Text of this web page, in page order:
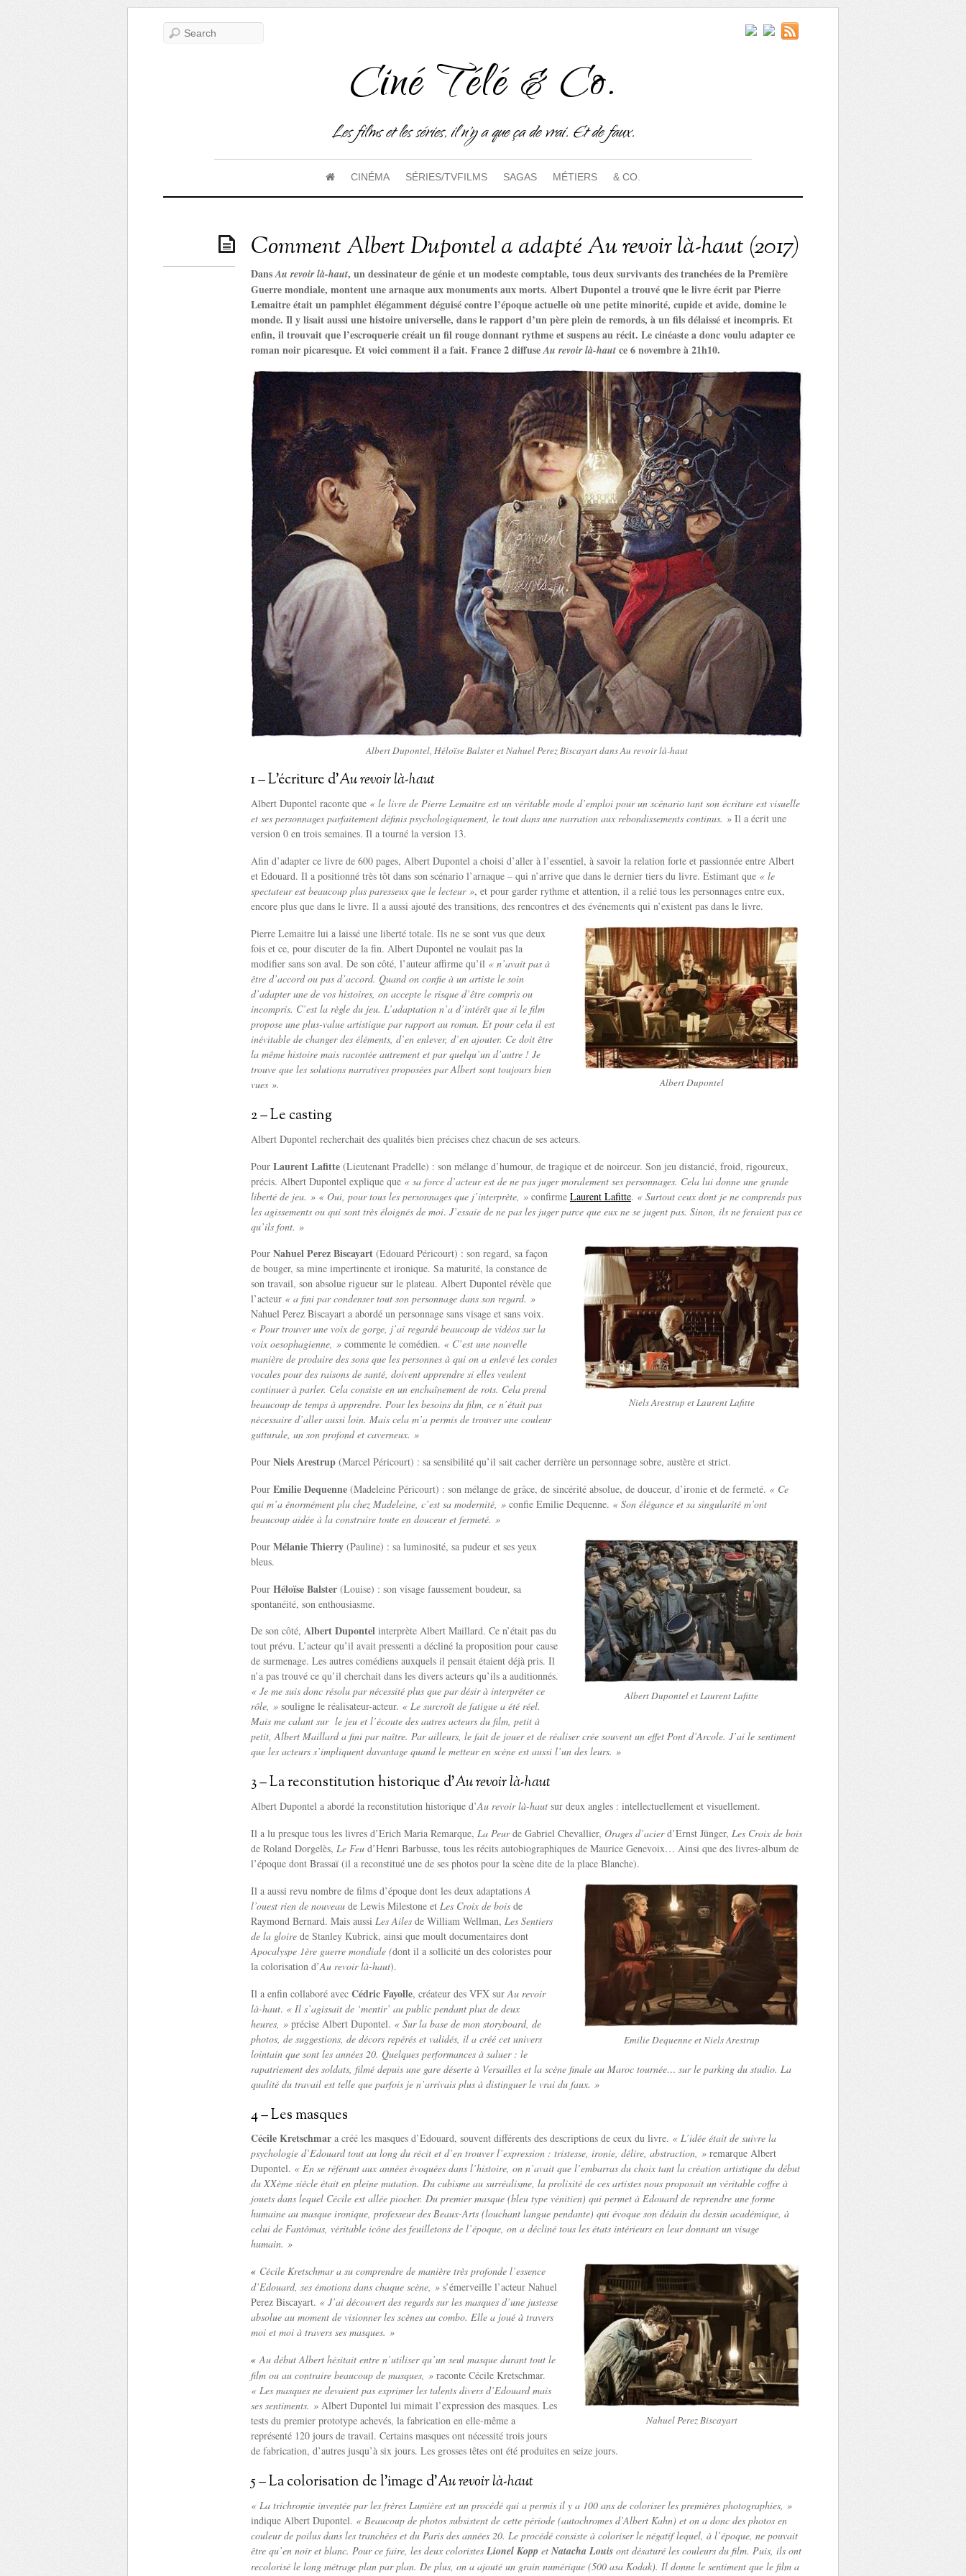
Ciné Télé & Co.
Les films et les séries, il n'y a que ça de vrai. Et de faux.
CINÉMA SÉRIES/TVFILMS SAGAS MÉTIERS & CO.
Comment Albert Dupontel a adapté Au revoir là-haut (2017)
DansAu revoir là-haut, un dessinateur de génie et un modeste comptable, tous deux survivants des tranchées de la Première
Guerre mondiale, montent une arnaque aux monuments aux morts. Albert Dupontel a trouvé que le livre écrit par Pierre
Lemaitre était un pamphlet élégamment déguisé contre l’époque actuelle où une petite minorité, cupide et avide, domine le
monde. Il y lisait aussi une histoire universelle, dans le rapport d’un père plein de remords, à un fils délaissé et incompris. Et
enfin, il trouvait que l’escroquerie créait un fil rouge donnant rythme et suspens au récit. Le cinéaste a donc voulu adapter ce
roman noir picaresque. Et voici comment il a fait. France 2 diffuseAu revoir là-haut ce 6 novembre à 21h10.
Albert Dupontel, Héloïse Balster et Nahuel Perez Biscayart dans Au revoir là-haut
1 – L’écriture d’Au revoir là-haut
Albert Dupontel raconte que « le livre de Pierre Lemaitre est un véritable mode d’emploi pour un scénario tant son écriture est visuelle
et ses personnages parfaitement définis psychologiquement, le tout dans une narration aux rebondissements continus. » Il a écrit une
version 0 en trois semaines. Il a tourné la version 13.
Afin d’adapter ce livre de 600 pages, Albert Dupontel a choisi d’aller à l’essentiel, à savoir la relation forte et passionnée entre Albert
et Edouard. Il a positionné très tôt dans son scénario l’arnaque – qui n’arrive que dans le dernier tiers du livre. Estimant que « le
spectateur est beaucoup plus paresseux que le lecteur », et pour garder rythme et attention, il a relié tous les personnages entre eux,
encore plus que dans le livre. Il a aussi ajouté des transitions, des rencontres et des événements qui n’existent pas dans le livre.
Albert Dupontel
Pierre Lemaitre lui a laissé une liberté totale. Ils ne se sont vus que deux
fois et ce, pour discuter de la fin. Albert Dupontel ne voulait pas la
modifier sans son aval. De son côté, l’auteur affirme qu’il « n’avait pas à
être d’accord ou pas d’accord. Quand on confie à un artiste le soin
d’adapter une de vos histoires, on accepte le risque d’être compris ou
incompris. C’est la règle du jeu. L’adaptation n’a d’intérêt que si le film
propose une plus-value artistique par rapport au roman. Et pour cela il est
inévitable de changer des éléments, d’en enlever, d’en ajouter. Ce doit être
la même histoire mais racontée autrement et par quelqu’un d’autre ! Je
trouve que les solutions narratives proposées par Albert sont toujours bien
vues ».
2 – Le casting
Albert Dupontel recherchait des qualités bien précises chez chacun de ses acteurs.
Pour Laurent Lafitte (Lieutenant Pradelle) : son mélange d’humour, de tragique et de noirceur. Son jeu distancié, froid, rigoureux,
précis. Albert Dupontel explique que « sa force d’acteur est de ne pas juger moralement ses personnages. Cela lui donne une grande
liberté de jeu. » « Oui, pour tous les personnages que j’interprète, » confirme Laurent Lafitte. « Surtout ceux dont je ne comprends pas
les agissements ou qui sont très éloignés de moi. J’essaie de ne pas les juger parce que eux ne se jugent pas. Sinon, ils ne feraient pas ce
qu’ils font. »
Niels Arestrup et Laurent Lafitte
Pour Nahuel Perez Biscayart (Edouard Péricourt) : son regard, sa façon
de bouger, sa mine impertinente et ironique. Sa maturité, la constance de
son travail, son absolue rigueur sur le plateau. Albert Dupontel révèle que
l’acteur « a fini par condenser tout son personnage dans son regard. »
Nahuel Perez Biscayart a abordé un personnage sans visage et sans voix.
« Pour trouver une voix de gorge, j’ai regardé beaucoup de vidéos sur la
voix oesophagienne, » commente le comédien. « C’est une nouvelle
manière de produire des sons que les personnes à qui on a enlevé les cordes
vocales pour des raisons de santé, doivent apprendre si elles veulent
continuer à parler. Cela consiste en un enchaînement de rots. Cela prend
beaucoup de temps à apprendre. Pour les besoins du film, ce n’était pas
nécessaire d’aller aussi loin. Mais cela m’a permis de trouver une couleur
gutturale, un son profond et caverneux. »
Pour Niels Arestrup (Marcel Péricourt) : sa sensibilité qu’il sait cacher derrière un personnage sobre, austère et strict.
Pour Emilie Dequenne (Madeleine Péricourt) : son mélange de grâce, de sincérité absolue, de douceur, d’ironie et de fermeté. « Ce
qui m’a énormément plu chez Madeleine, c’est sa modernité, » confie Emilie Dequenne. « Son élégance et sa singularité m’ont
beaucoup aidée à la construire toute en douceur et fermeté. »
Albert Dupontel et Laurent Lafitte
Pour Mélanie Thierry (Pauline) : sa luminosité, sa pudeur et ses yeux
bleus.
Pour Héloïse Balster (Louise) : son visage faussement boudeur, sa
spontanéité, son enthousiasme.
De son côté, Albert Dupontel interprète Albert Maillard. Ce n’était pas du
tout prévu. L’acteur qu’il avait pressenti a décliné la proposition pour cause
de surmenage. Les autres comédiens auxquels il pensait étaient déjà pris. Il
n’a pas trouvé ce qu’il cherchait dans les divers acteurs qu’ils a auditionnés.
« Je me suis donc résolu par nécessité plus que par désir à interpréter ce
rôle, » souligne le réalisateur-acteur. « Le surcroît de fatigue a été réel.
Mais me calant sur le jeu et l’écoute des autres acteurs du film, petit à
petit, Albert Maillard a fini par naître. Par ailleurs, le fait de jouer et de réaliser crée souvent un effet Pont d’Arcole. J’ai le sentiment
que les acteurs s’impliquent davantage quand le metteur en scène est aussi l’un des leurs. »
3 – La reconstitution historique d’Au revoir là-haut
Albert Dupontel a abordé la reconstitution historique d’Au revoir là-haut sur deux angles : intellectuellement et visuellement.
Il a lu presque tous les livres d’Erich Maria Remarque, La Peurde Gabriel Chevallier, Orages d’acierd’Ernst Jünger, Les Croix de bois
de Roland Dorgelès, Le Feu d’Henri Barbusse, tous les récits autobiographiques de Maurice Genevoix… Ainsi que des livres-album de
l’époque dont Brassaï (il a reconstitué une de ses photos pour la scène dite de la place Blanche).
Emilie Dequenne et Niels Arestrup
Il a aussi revu nombre de films d’époque dont les deux adaptations A
l’ouest rien de nouveau de Lewis Milestone et Les Croix de bois de
Raymond Bernard. Mais aussi Les Ailes de William Wellman, Les Sentiers
de la gloire de Stanley Kubrick, ainsi que moult documentaires dont
Apocalyspe 1ère guerre mondiale (dont il a sollicité un des coloristes pour
la colorisation d’Au revoir là-haut).
Il a enfin collaboré avec Cédric Fayolle, créateur des VFX sur Au revoir
là-haut. « Il s’agissait de ‘mentir’ au public pendant plus de deux
heures, » précise Albert Dupontel. « Sur la base de mon storyboard, de
photos, de suggestions, de décors repérés et validés, il a créé cet univers
lointain que sont les années 20. Quelques performances à saluer : le
rapatriement des soldats, filmé depuis une gare déserte à Versailles et la scène finale au Maroc tournée… sur le parking du studio. La
qualité du travail est telle que parfois je n’arrivais plus à distinguer le vrai du faux. »
4 – Les masques
Cécile Kretschmar a créé les masques d’Edouard, souvent différents des descriptions de ceux du livre. « L’idée était de suivre la
psychologie d’Edouard tout au long du récit et d’en trouver l’expression : tristesse, ironie, délire, abstraction, » remarque Albert
Dupontel. « En se référant aux années évoquées dans l’histoire, on n’avait que l’embarras du choix tant la création artistique du début
du XXème siècle était en pleine mutation. Du cubisme au surréalisme, la prolixité de ces artistes nous proposait un véritable coffre à
jouets dans lequel Cécile est allée piocher. Du premier masque (bleu type vénitien) qui permet à Edouard de reprendre une forme
humaine au masque ironique, professeur des Beaux-Arts (louchant langue pendante) qui évoque son dédain du dessin académique, à
celui de Fantômas, véritable icône des feuilletons de l’époque, on a décliné tous les états intérieurs en leur donnant un visage
humain. »
Nahuel Perez Biscayart
« Cécile Kretschmar a su comprendre de manière très profonde l’essence
d’Edouard, ses émotions dans chaque scène, » s’émerveille l’acteur Nahuel
Perez Biscayart. « J’ai découvert des regards sur les masques d’une justesse
absolue au moment de visionner les scènes au combo. Elle a joué à travers
moi et moi à travers ses masques. »
«Au début Albert hésitait entre n’utiliser qu’un seul masque durant tout le
film ou au contraire beaucoup de masques, » raconte Cécile Kretschmar.
« Les masques ne devaient pas exprimer les talents divers d’Edouard mais
ses sentiments. » Albert Dupontel lui mimait l’expression des masques. Les
tests du premier prototype achevés, la fabrication en elle-même a
représenté 120 jours de travail. Certains masques ont nécessité trois jours
de fabrication, d’autres jusqu’à six jours. Les grosses têtes ont été produites en seize jours.
5 – La colorisation de l’image d’Au revoir là-haut
« La trichromie inventée par les frères Lumière est un procédé qui a permis il y a 100 ans de coloriser les premières photographies, »
indique Albert Dupontel. « Beaucoup de photos subsistent de cette période (autochromes d’Albert Kahn) et on a donc des photos en
couleur de poilus dans les tranchées et du Paris des années 20. Le procédé consiste à coloriser le négatif lequel, à l’époque, ne pouvait
être qu’en noir et blanc. Pour ce faire, les deux coloristes Lionel Kopp et Natacha Louis ont désaturé les couleurs du film. Puis, ils ont
recolorisé le long métrage plan par plan. De plus, on a ajouté un grain numérique (500 asa Kodak). Il donne le sentiment que le film a